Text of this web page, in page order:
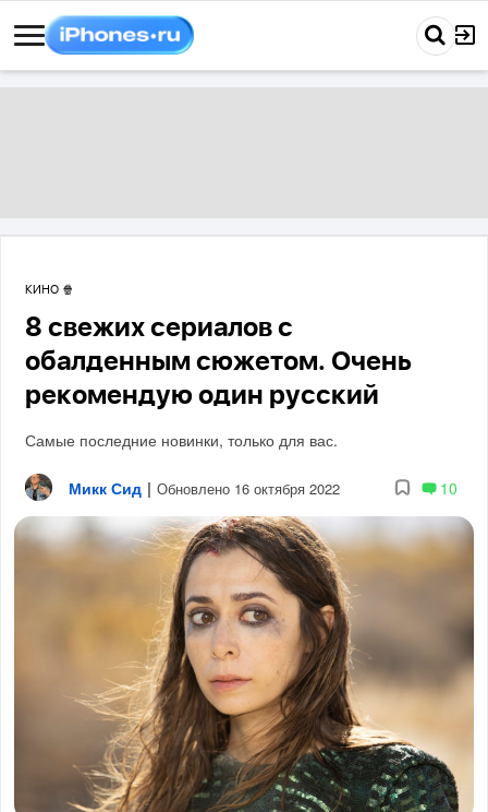
КИНО 🍿
8 свежих сериалов с
обалденным сюжетом. Очень
рекомендую один русский
Самые последние новинки, только для вас.
Микк Сид | Обновлено 16 октября 2022 10